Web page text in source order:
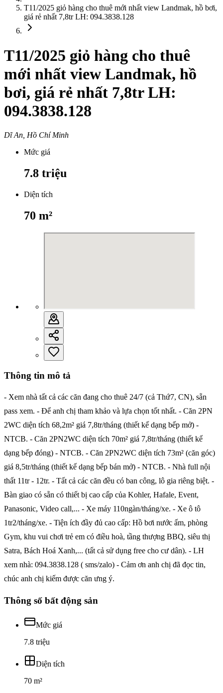
T11/2025 giỏ hàng cho thuê mới nhất view Landmak, hồ bơi,
giá rẻ nhất 7,8tr LH: 094.3838.128
T11/2025 giỏ hàng cho thuê
mới nhất view Landmak, hồ
bơi, giá rẻ nhất 7,8tr LH:
094.3838.128
Dĩ An, Hồ Chí Minh
Mức giá
7.8 triệu
Diện tích
70 m²
Thông tin mô tả
- Xem nhà tất cả các căn đang cho thuê 24/7 (cả Thứ7, CN), sẵn
pass xem. - Để anh chị tham khảo và lựa chọn tốt nhất. - Căn 2PN
2WC diện tích 68,2m² giá 7,8tr/tháng (thiết kế dạng bếp mở) -
NTCB. - Căn 2PN2WC diện tích 70m² giá 7,8tr/tháng (thiết kế
dạng bếp đóng) - NTCB. - Căn 2PN2WC diện tích 73m² (căn góc)
giá 8,5tr/tháng (thiết kế dạng bếp bán mở) - NTCB. - Nhà full nội
thất 11tr - 12tr. - Tất cả các căn đều có ban công, lô gia riêng biệt. -
Bàn giao có sẵn có thiết bị cao cấp của Kohler, Hafale, Event,
Panasonic, Video call,... - Xe máy 110ngàn/tháng/xe. - Xe ô tô
1tr2/tháng/xe. - Tiện ích đầy đủ cao cấp: Hồ bơi nước ấm, phòng
Gym, khu vui chơi trẻ em có điều hoà, tầng thượng BBQ, siêu thị
Satra, Bách Hoá Xanh,... (tất cả sử dụng free cho cư dân). - LH
xem nhà: 094.3838.128 ( sms/zalo) - Cảm ơn anh chị đã đọc tin,
chúc anh chị kiếm được căn ưng ý.
Thông số bất động sản
Mức giá
7.8 triệu
Diện tích
70 m²